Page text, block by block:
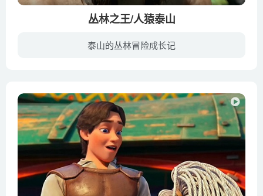
丛林之王/人猿泰山
泰山的丛林冒险成长记